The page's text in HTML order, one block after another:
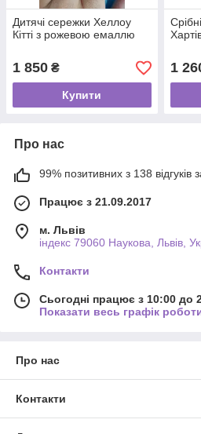
Дитячі сережки Хеллоу
Кітті з рожевою емаллю
1 850 ₴
Купити
1
Про нас
99% позитивних з 138 відгуків
Працює з 21.09.2017
м. Львів
індекс 79060 Наукова, Львів,
Контакти
Сьогодні працює з 10:00 до
Показати весь графік
Про нас
Контакти